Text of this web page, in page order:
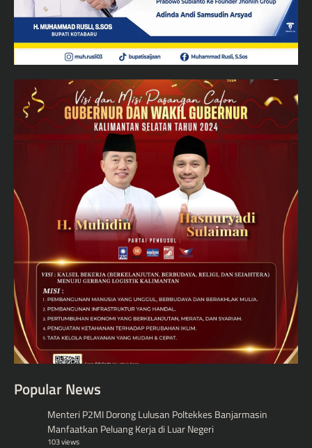
Popular News
Menteri P2MI Dorong Lulusan Poltekkes Banjarmasin
Manfaatkan Peluang Kerja di Luar Negeri
103 views